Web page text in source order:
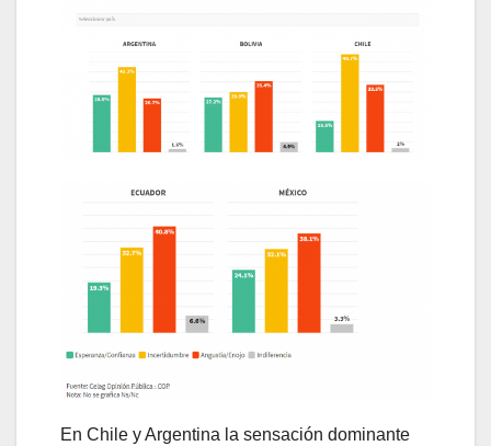
En Chile y Argentina la sensación dominante